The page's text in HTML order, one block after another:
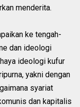
menderita.
ke tengah-
dan ideologi
ideologi kufur
yakni dengan
syariat
dan kapitalis